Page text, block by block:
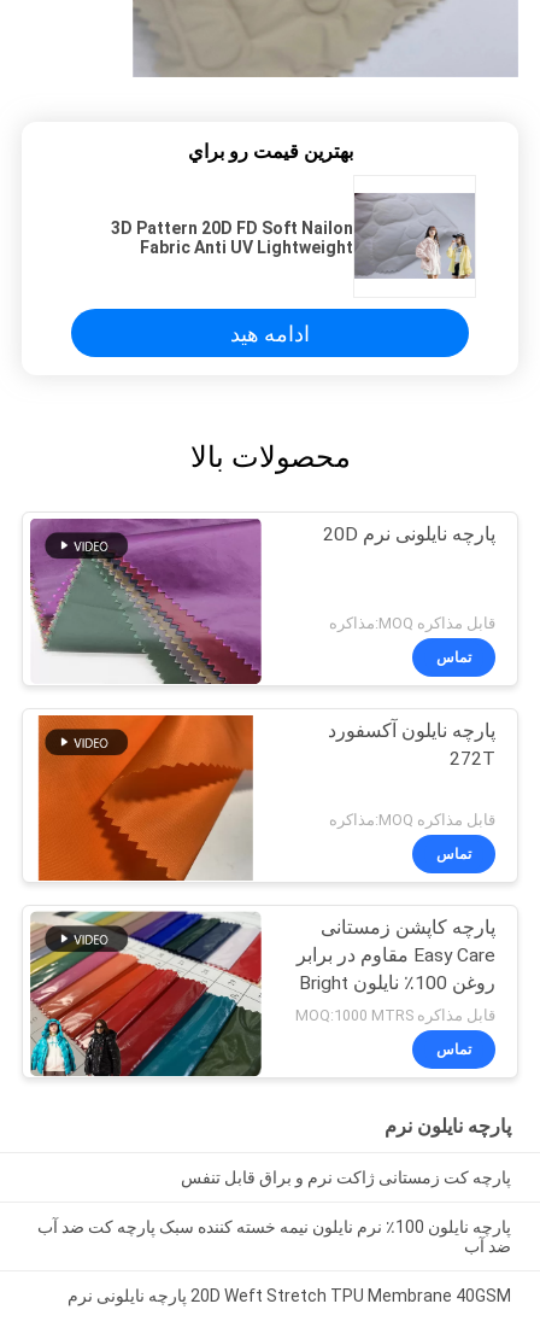
بهترين قيمت رو براي
3D Pattern 20D FD Soft Nailon
Fabric Anti UV Lightweight
ادامه هید
محصولات بالا
پارچه نایلونی نرم 20D
قابل مذاکره MOQ:مذاکره
تماس
پارچه نایلون آکسفورد
272T
قابل مذاکره MOQ:مذاکره
تماس
پارچه کاپشن زمستانی
Easy Care مقاوم در برابر
روغن 100٪ نایلون Bright
PU
قابل مذاکره MOQ:1000 MTRS
تماس
پارچه نایلون نرم
پارچه کت زمستانی ژاکت نرم و براق قابل تنفس
پارچه نایلون 100٪ نرم نایلون نیمه خسته کننده سبک پارچه کت ضد آب
ضد آب
20D Weft Stretch TPU Membrane 40GSM پارچه نایلونی نرم